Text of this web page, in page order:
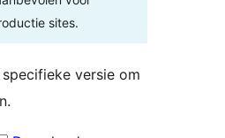
sites.
versie om